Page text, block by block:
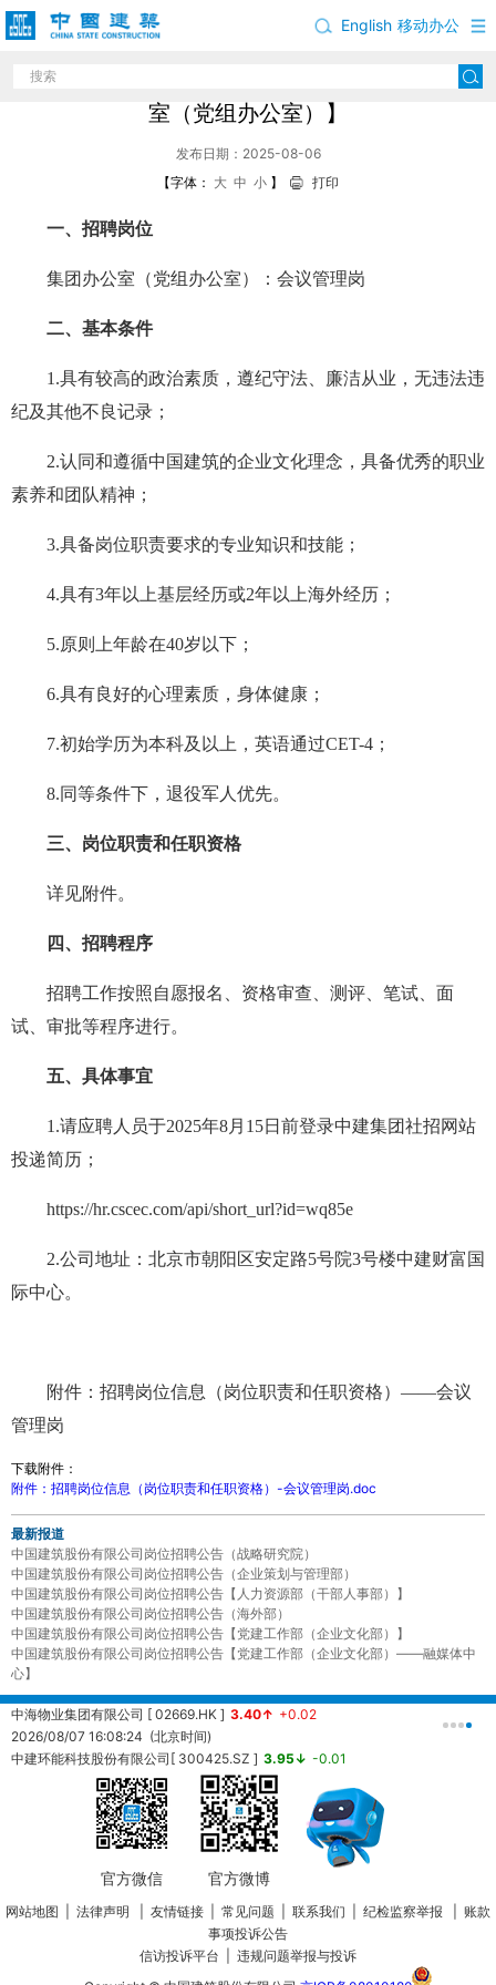
移动办公
English
中国建筑股份有限公司岗位招聘公告【集团办公
室（党组办公室）】
发布日期：2025-08-06
【字体： 大 中 小 】 打印
一、招聘岗位
集团办公室（党组办公室）：会议管理岗
二、基本条件
1.具有较高的政治素质，遵纪守法、廉洁从业，无违法违
纪及其他不良记录；
2.认同和遵循中国建筑的企业文化理念，具备优秀的职业
素养和团队精神；
3.具备岗位职责要求的专业知识和技能；
4.具有3年以上基层经历或2年以上海外经历；
5.原则上年龄在40岁以下；
6.具有良好的心理素质，身体健康；
7.初始学历为本科及以上，英语通过CET-4；
8.同等条件下，退役军人优先。
三、岗位职责和任职资格
详见附件。
四、招聘程序
招聘工作按照自愿报名、资格审查、测评、笔试、面
试、审批等程序进行。
五、具体事宜
1.请应聘人员于2025年8月15日前登录中建集团社招网站
投递简历；
https://hr.cscec.com/api/short_url?id=wq85e
2.公司地址：北京市朝阳区安定路5号院3号楼中建财富国
际中心。
附件：招聘岗位信息（岗位职责和任职资格）——会议
管理岗
下载附件：
附件：招聘岗位信息（岗位职责和任职资格）-会议管理岗.doc
最新报道
中国建筑股份有限公司岗位招聘公告（战略研究院）
中国建筑股份有限公司岗位招聘公告（企业策划与管理部）
中国建筑股份有限公司岗位招聘公告【人力资源部（干部人事部）】
中国建筑股份有限公司岗位招聘公告（海外部）
中国建筑股份有限公司岗位招聘公告【党建工作部（企业文化部）】
中国建筑股份有限公司岗位招聘公告【党建工作部（企业文化部）——融媒体中
心】
中海物业集团有限公司 [ 02669.HK ] 3.40↑ +0.02
2026/08/07 16:08:24 (北京时间)
中建环能科技股份有限公司[ 300425.SZ ] 3.95↓ -0.01
20260807161457 (北京时间)
官方微信 官方微博
网站地图 法律声明 友情链接 常见问题 联系我们 纪检监察举报
账款
事项投诉公告
信访投诉平台
违规问题举报与投诉